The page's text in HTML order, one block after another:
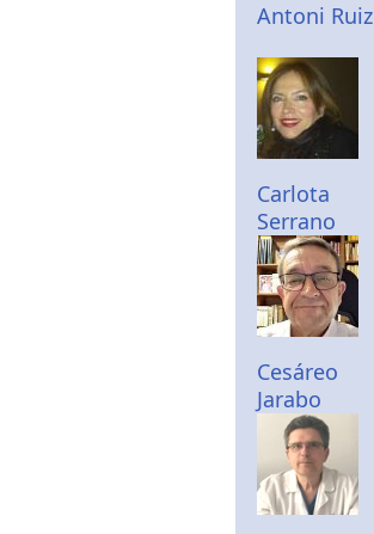
Antoni Ruiz
Carlota
Serrano
Cesáreo
Jarabo